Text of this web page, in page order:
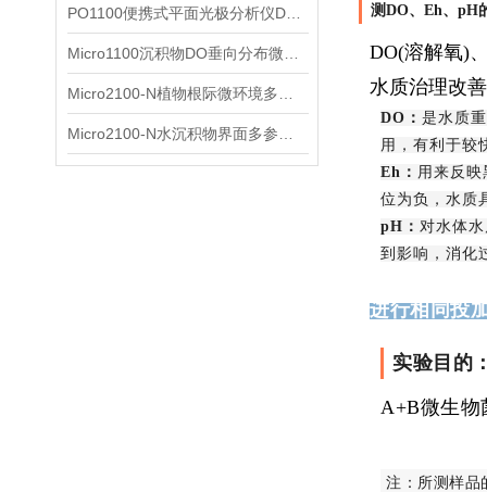
测DO、Eh、pH
DO(溶解氧)
水质治理改
DO： 是水质
用，有利于较
Eh： 用来反
位为负，水质
pH： 对水体
到影响，消化
进行相同投
实验目的
A+B微生物
注：所测样品